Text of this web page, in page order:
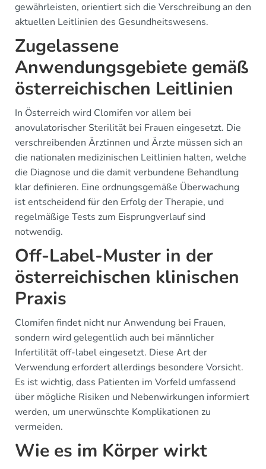
gewährleisten, orientiert sich die Verschreibung an den
aktuellen Leitlinien des Gesundheitswesens.
Zugelassene
Anwendungsgebiete gemäß
österreichischen Leitlinien
In Österreich wird Clomifen vor allem bei
anovulatorischer Sterilität bei Frauen eingesetzt. Die
verschreibenden Ärztinnen und Ärzte müssen sich an
die nationalen medizinischen Leitlinien halten, welche
die Diagnose und die damit verbundene Behandlung
klar definieren. Eine ordnungsgemäße Überwachung
ist entscheidend für den Erfolg der Therapie, und
regelmäßige Tests zum Eisprungverlauf sind
notwendig.
Off-Label-Muster in der
österreichischen klinischen
Praxis
Clomifen findet nicht nur Anwendung bei Frauen,
sondern wird gelegentlich auch bei männlicher
Infertilität off-label eingesetzt. Diese Art der
Verwendung erfordert allerdings besondere Vorsicht.
Es ist wichtig, dass Patienten im Vorfeld umfassend
über mögliche Risiken und Nebenwirkungen informiert
werden, um unerwünschte Komplikationen zu
vermeiden.
Wie es im Körper wirkt